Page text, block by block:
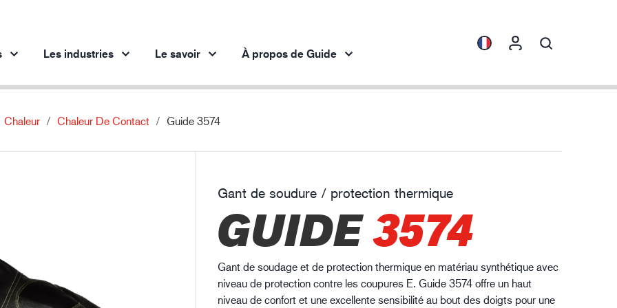
Logistique
HXFIBR™
SPARX™
XLNT™
XTRM™
Les industries
Industrie mécanique
Le savoir
Les décharges electrostatiques
Les décharges electrostatiques (1)
À propos de Guide
Chaleur Chaleur De Contact Guide 3574
Gant de soudure / protection thermique
GUIDE3574
Gant de soudage et de protection thermique en matériau synthétique avec
niveau de protection contre les coupures E. Guide 3574 offre un haut
niveau de confort et une excellente sensibilité au bout des doigts pour une